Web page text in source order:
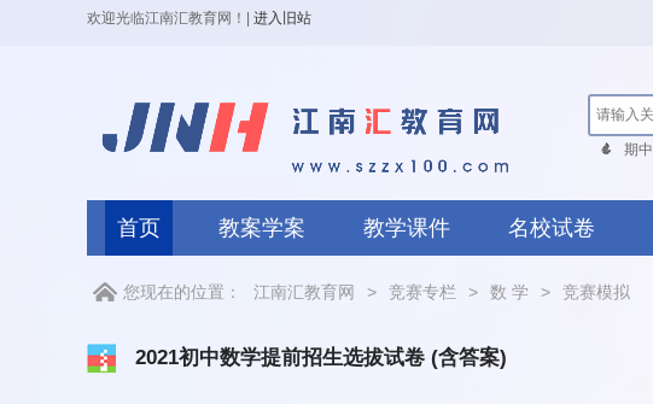
欢迎光临江南汇教育网！ 进入旧站
期中
首页 教案学案 教学课件 名校试卷
您现在的位置： 江南汇教育网 > 竞赛专栏 > 数 学 > 竞赛模拟
2021初中数学提前招生选拔试卷 (含答案)